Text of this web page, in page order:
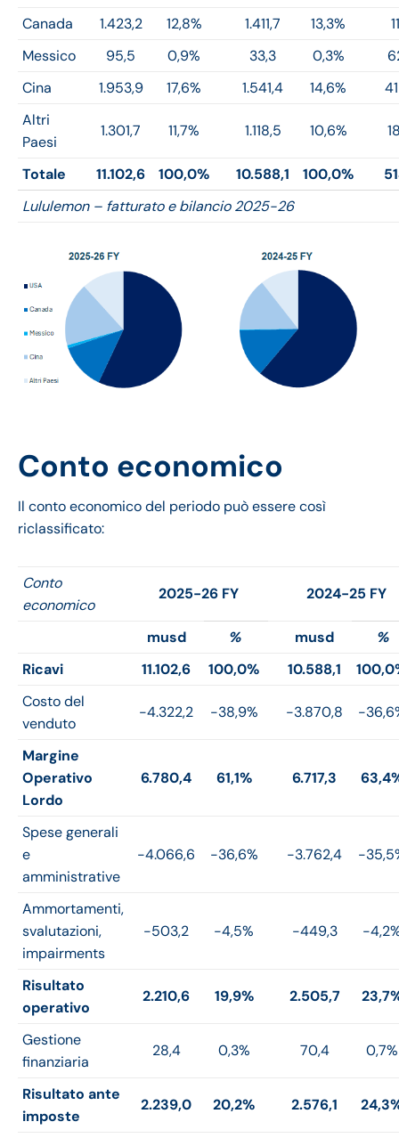
Canada
1.423,2 12,8% 1.411,7 13,3%
Messico
95,5 0,9% 33,3 0,3%
Cina
1.953,9 17,6% 1.541,4 14,6%
Altri
Paesi
1.301,7 11,7% 1.118,5 10,6%
Totale 11.102,6 100,0% 10.588,1 100,0%
Lululemon – fatturato e bilancio 2025-26
Conto economico
Il conto economico del periodo può essere così
riclassificato:
Conto
economico
2025-26 FY 2024-25 FY
musd % musd
%
Ricavi
11.102,6 100,0% 10.588,1
Costo del
venduto
-4.322,2 -38,9% -3.870,8 -
Margine
Operativo
Lordo
6.780,4 61,1% 6.717,3
Spese generali
e
amministrative
-4.066,6 -36,6% -3.762,4 -
Ammortamenti,
svalutazioni,
impairments
-503,2 -4,5% -449,3 -
Risultato
operativo
2.210,6 19,9% 2.505,7
Gestione
finanziaria
28,4 0,3% 70,4 0,7%
Risultato ante
imposte
2.239,0 20,2% 2.576,1